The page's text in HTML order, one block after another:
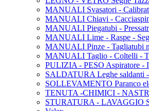
MANUALI Svasatori -
MANUALI Chiavi -
MANUALI Piegatubi -
MANUALI Lime - Raspe -
MANUALI Pinze - Tagliatubi
MANUALI Taglio - Coltelli -
PULIZIA - PESO Aspiratore -
SALDATURA Leghe saldanti
SOLLEVAMENTO Paranco
TENUTA -CHIMICI - NASTRI
STURATURA - LAVAGGIO